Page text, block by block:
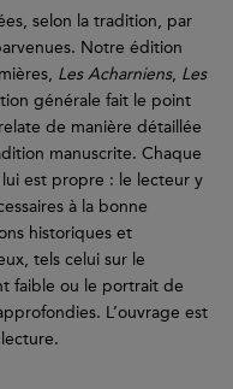
selon la tradition, par
Notre édition
Les Acharniens, Les
générale fait le point
de manière détaillée
manuscrite. Chaque
est propre : le lecteur y
à la bonne
historiques et
tels celui sur le
faible ou le portrait de
L’ouvrage est